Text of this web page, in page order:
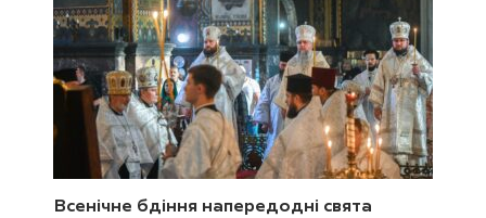
Всенічне бдіння напередодні свята